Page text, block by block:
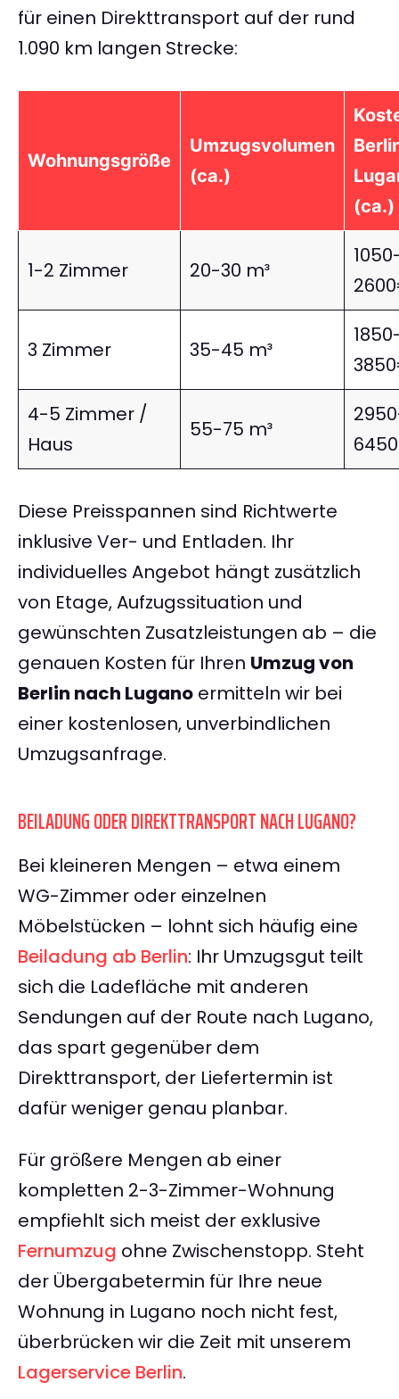
für einen Direkttransport auf der rund
1.090 km langen Strecke:
Wohnungsgröße
Umzugsvolumen
(ca.)
(ca.)
1-2 Zimmer 20-30 m³
3 Zimmer 35-45 m³
4-5 Zimmer /
Haus
55-75 m³
Diese Preisspannen sind Richtwerte
inklusive Ver- und Entladen. Ihr
individuelles Angebot hängt zusätzlich
von Etage, Aufzugssituation und
gewünschten Zusatzleistungen ab – die
genauen Kosten für Ihren Umzug von
Berlin nach Lugano ermitteln wir bei
einer kostenlosen, unverbindlichen
Umzugsanfrage.
BEILADUNG ODER DIREKTTRANSPORT NACH LUGANO?
Bei kleineren Mengen – etwa einem
WG-Zimmer oder einzelnen
Möbelstücken – lohnt sich häufig eine
Beiladung ab Berlin: Ihr Umzugsgut teilt
sich die Ladefläche mit anderen
Sendungen auf der Route nach Lugano,
das spart gegenüber dem
Direkttransport, der Liefertermin ist
dafür weniger genau planbar.
Für größere Mengen ab einer
kompletten 2-3-Zimmer-Wohnung
empfiehlt sich meist der exklusive
Fernumzug ohne Zwischenstopp. Steht
der Übergabetermin für Ihre neue
Wohnung in Lugano noch nicht fest,
überbrücken wir die Zeit mit unserem
Lagerservice Berlin.